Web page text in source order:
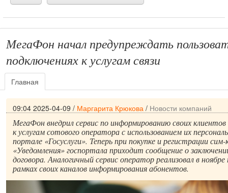
МегаФон начал предупреждать
подключениях к услугам связи
Главная
09:04 2025-04-09 / Маргарита Крюкова / Новости компаний
МегаФон внедрил сервис по информированию своих
к услугам сотового оператора с использованием их
портале «Госуслуги». Теперь при покупке и регистрации
«Уведомления» госпортала приходит сообщение о
договора. Аналогичный сервис оператор реализовал в
рамках своих каналов информирования абонентов.